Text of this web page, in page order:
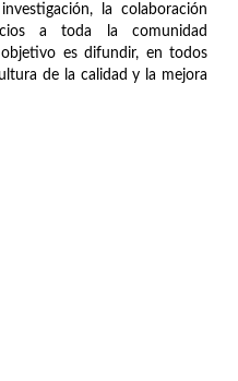
la colaboración
a toda la comunidad
es difundir, en todos
de la calidad y la mejora